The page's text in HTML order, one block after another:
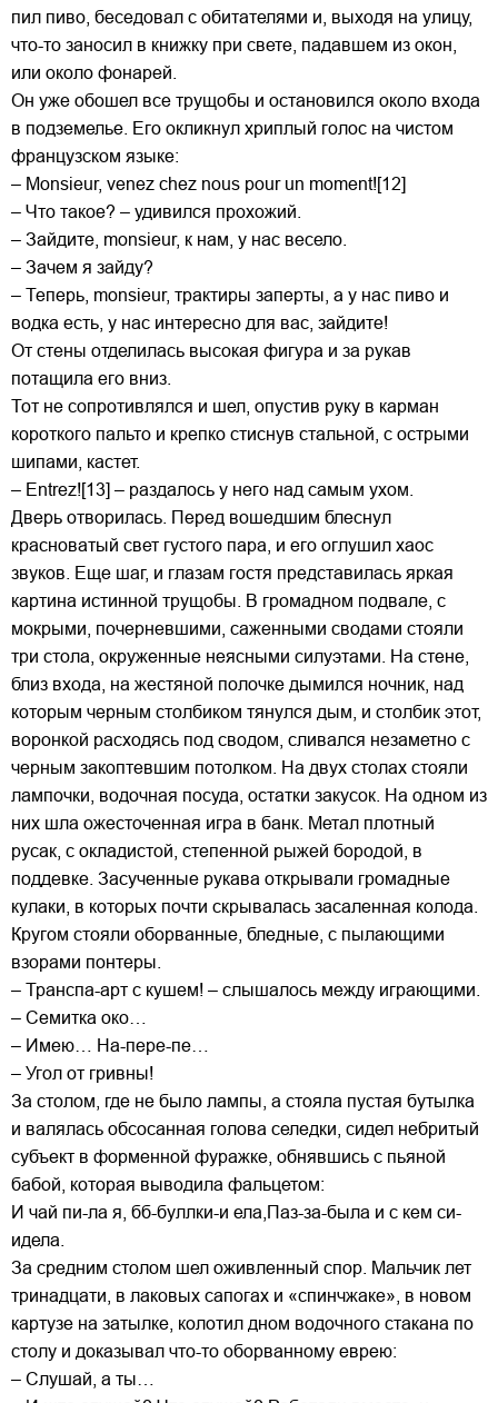
пил пиво, беседовал с обитателями и, выходя на улицу,
что-то заносил в книжку при свете, падавшем из окон,
или около фонарей.
Он уже обошел все трущобы и остановился около входа
в подземелье. Его окликнул хриплый голос на чистом
французском языке:
– Monsieur, venez chez nous pour un moment![12]
– Что такое? – удивился прохожий.
– Зайдите, monsieur, к нам, у нас весело.
– Зачем я зайду?
– Теперь, monsieur, трактиры заперты, а у нас пиво и
водка есть, у нас интересно для вас, зайдите!
От стены отделилась высокая фигура и за рукав
потащила его вниз.
Тот не сопротивлялся и шел, опустив руку в карман
короткого пальто и крепко стиснув стальной, с острыми
шипами, кастет.
– Entrez![13] – раздалось у него над самым ухом.
Дверь отворилась. Перед вошедшим блеснул
красноватый свет густого пара, и его оглушил хаос
звуков. Еще шаг, и глазам гостя представилась яркая
картина истинной трущобы. В громадном подвале, с
мокрыми, почерневшими, саженными сводами стояли
три стола, окруженные неясными силуэтами. На стене,
близ входа, на жестяной полочке дымился ночник, над
которым черным столбиком тянулся дым, и столбик этот,
воронкой расходясь под сводом, сливался незаметно с
черным закоптевшим потолком. На двух столах стояли
лампочки, водочная посуда, остатки закусок. На одном из
них шла ожесточенная игра в банк. Метал плотный
русак, с окладистой, степенной рыжей бородой, в
поддевке. Засученные рукава открывали громадные
кулаки, в которых почти скрывалась засаленная колода.
Кругом стояли оборванные, бледные, с пылающими
взорами понтеры.
– Транспа-арт с кушем! – слышалось между играющими.
– Семитка око…
– Имею… На-пере-пе…
– Угол от гривны!
За столом, где не было лампы, а стояла пустая бутылка
и валялась обсосанная голова селедки, сидел небритый
субъект в форменной фуражке, обнявшись с пьяной
бабой, которая выводила фальцетом:
И чай пи-ла я, бб-буллки-и ела,Паз-за-была и с кем си-
идела.
За средним столом шел оживленный спор. Мальчик лет
тринадцати, в лаковых сапогах и «спинчжаке», в новом
картузе на затылке, колотил дном водочного стакана по
столу и доказывал что-то оборванному еврею:
– Слушай, а ты…